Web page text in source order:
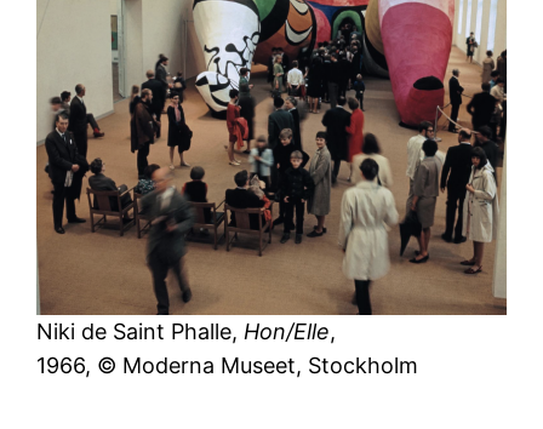
Niki de Saint Phalle, Hon/Elle,
1966, © Moderna Museet, Stockholm